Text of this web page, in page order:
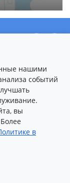
хирургии
нашими
событий
вы
в